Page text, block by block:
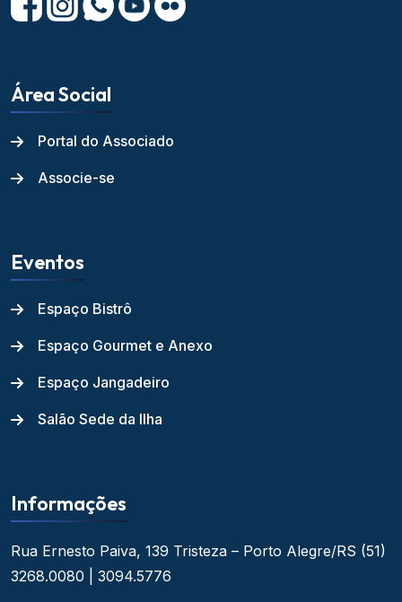
Área Social
Portal do Associado
Associe-se
Eventos
Espaço Bistrô
Espaço Gourmet e Anexo
Espaço Jangadeiro
Salão Sede da Ilha
Informações
Rua Ernesto Paiva, 139 Tristeza – Porto Alegre/RS (51)
3268.0080 | 3094.5776